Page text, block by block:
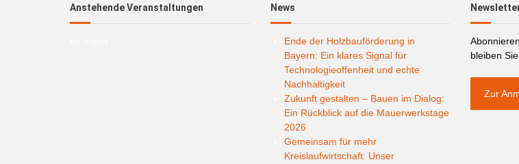
Anstehende Veranstaltungen News
Ende der Holzbauförderung in
Bayern: Ein klares Signal für
Technologieoffenheit und echte
Nachhaltigkeit
Zukunft gestalten – Bauen im Dialog:
Ein Rückblick auf die Mauerwerkstage
2026
Gemeinsam für mehr
Kreislaufwirtschaft: Unser
bleiben
Zur